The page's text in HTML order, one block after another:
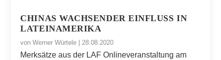
CHINAS WACHSENDER EINFLUSS IN
LATEINAMERIKA
vonWerner Würtele |28.08.2020
Merksätze aus der LAF Onlineveranstaltung am